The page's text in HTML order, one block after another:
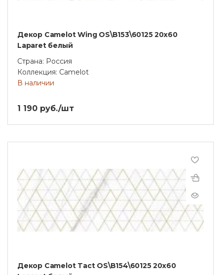
Декор Camelot Wing OS\B153\60125 20х60
Laparet белый
Страна: Россия
Коллекция: Camelot
В наличии
1 190 руб./шт
Декор Camelot Tact OS\B154\60125 20х60